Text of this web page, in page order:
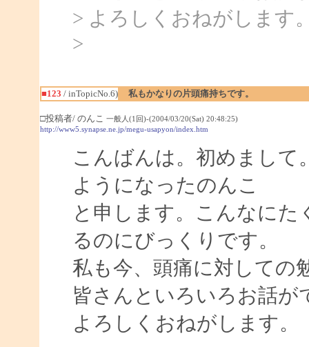
> よろしくおねがします
>
■123 / inTopicNo.6) 私もかなりの片頭痛持ちです。
□投稿者/ のんこ 一般人(1回)-(2004/03/20(Sat) 20:48:25)
http://www5.synapse.ne.jp/megu-usapyon/index.htm
こんばんは。初めまして
ようになったのんこ
と申します。こんなに
るのにびっくりです。
私も今、頭痛に対しての
皆さんといろいろお話
よろしくおねがします。